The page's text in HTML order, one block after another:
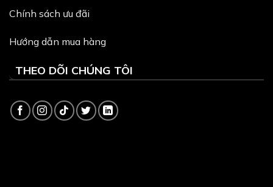
Chính sách ưu đãi
Hướng dẫn mua hàng
THEO DÕI CHÚNG TÔI